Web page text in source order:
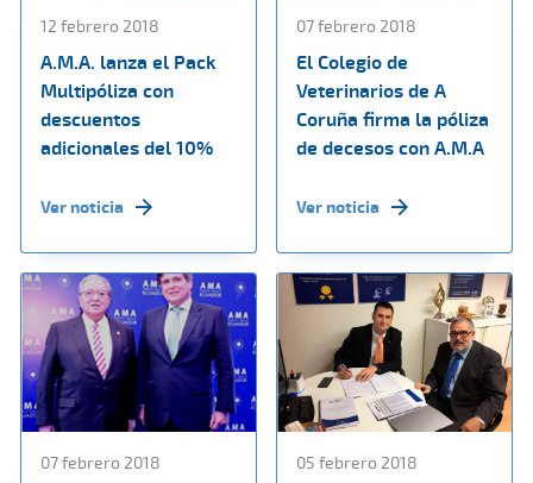
12 febrero 2018
A.M.A. lanza el Pack
Multipóliza con
descuentos
adicionales del 10%
Ver noticia
07 febrero 2018
El Colegio de
Veterinarios de A
Coruña firma la póliza
de decesos con A.M.A
Ver noticia
07 febrero 2018 05 febrero 2018